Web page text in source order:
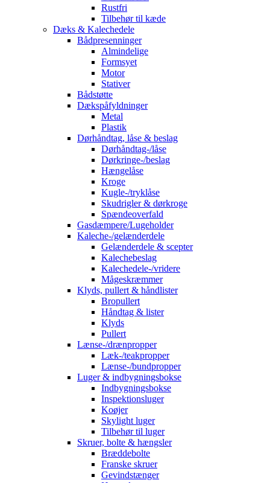
Rustfri
Tilbehør til kæde
Dæks & Kalechedele
Bådpresenninger
Almindelige
Formsyet
Motor
Stativer
Bådstøtte
Dækspåfyldninger
Metal
Plastik
Dørhåndtag, låse & beslag
Dørhåndtag-/låse
Dørkringe-/beslag
Hængelåse
Kroge
Kugle-/tryklåse
Skudrigler & dørkroge
Spændeoverfald
Gasdæmpere/Lugeholder
Kaleche-/gelænderdele
Gelænderdele & scepter
Kalechebeslag
Kalechedele-/vridere
Mågeskræmmer
Klyds, pullert & håndlister
Bropullert
Håndtag & lister
Klyds
Pullert
Lænse-/drænpropper
Læk-/teakpropper
Lænse-/bundpropper
Luger & indbygningsbokse
Indbygningsbokse
Inspektionsluger
Koøjer
Skylight luger
Tilbehør til luger
Skruer, bolte & hængsler
Bræddebolte
Franske skruer
Gevindstænger